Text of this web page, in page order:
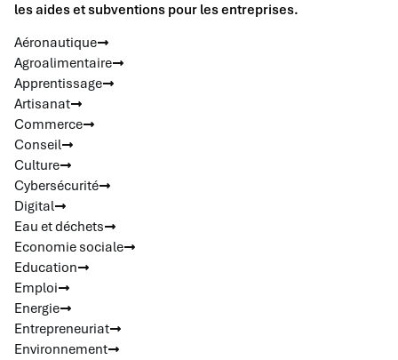
les aides et subventions pour les entreprises.
Aéronautique
Agroalimentaire
Apprentissage
Artisanat
Commerce
Conseil
Culture
Cybersécurité
Digital
Eau et déchets
Economie sociale
Education
Emploi
Energie
Entrepreneuriat
Environnement